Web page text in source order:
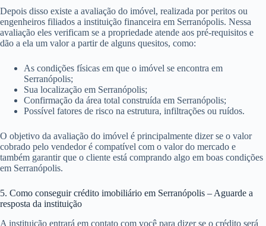
Depois disso existe a avaliação do imóvel, realizada por peritos ou
engenheiros filiados a instituição financeira em Serranópolis. Nessa
avaliação eles verificam se a propriedade atende aos pré-requisitos e
dão a ela um valor a partir de alguns quesitos, como:
As condições físicas em que o imóvel se encontra em
Serranópolis;
Sua localização em Serranópolis;
Confirmação da área total construída em Serranópolis;
Possível fatores de risco na estrutura, infiltrações ou ruídos.
O objetivo da avaliação do imóvel é principalmente dizer se o valor
cobrado pelo vendedor é compatível com o valor do mercado e
também garantir que o cliente está comprando algo em boas condições
em Serranópolis.
5. Como conseguir crédito imobiliário em Serranópolis – Aguarde a
resposta da instituição
A instituição entrará em contato com você para dizer se o crédito será